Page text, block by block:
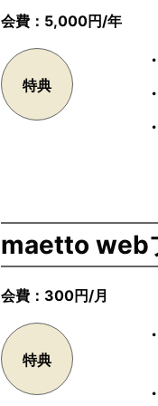
会費：5,000円/年
特典
maetto web
会費：300円/月
特典